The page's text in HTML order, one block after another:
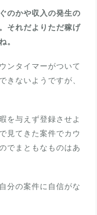
のかや収入の発生の
それだよりただ稼げ
。
ンタイマーがついて
きないようですが、
を与えず登録させよ
見てきた案件でカウ
でまともなものはあ
分の案件に自信がな